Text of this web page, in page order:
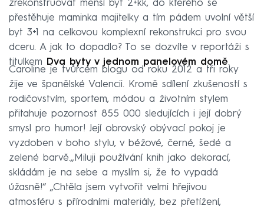
zrekonstruovat menší byt 2+kk, do kterého se
přestěhuje maminka majitelky a tím pádem uvolní větší
byt 3+1 na celkovou komplexní rekonstrukci pro svou
dceru. A jak to dopadlo? To se dozvíte v reportáži s
titulkem
Dva byty v jednom panelovém domě.
Caroline je tvůrcem blogu od roku 2012 a tři roky
žije ve španělské Valencii. Kromě sdílení zkušeností s
rodičovstvím, sportem, módou a životním stylem
přitahuje pozornost 855 000 sledujících i její dobrý
smysl pro humor! Její obrovský obývací pokoj je
vyzdoben v boho stylu, v béžové, černé, šedé a
zelené barvě.„Miluji používání knih jako dekorací,
skládám je na sebe a myslím si, že to vypadá
úžasně!“ „Chtěla jsem vytvořit velmi hřejivou
atmosféru s přírodními materiály, bez přetížení,